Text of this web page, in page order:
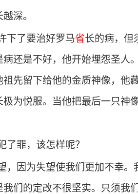
深。
下了要治好罗马省长的病，但
病还是不好，他开始埋怨圣人
祖先留下给他的金质神像，他
为悦服。当他把最后一只神
了罪，该怎样呢？
，因为失望使我们更加不幸
我们的定改不很坚实。只须我